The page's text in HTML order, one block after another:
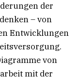
der
– von
Entwicklungen
von
mit der